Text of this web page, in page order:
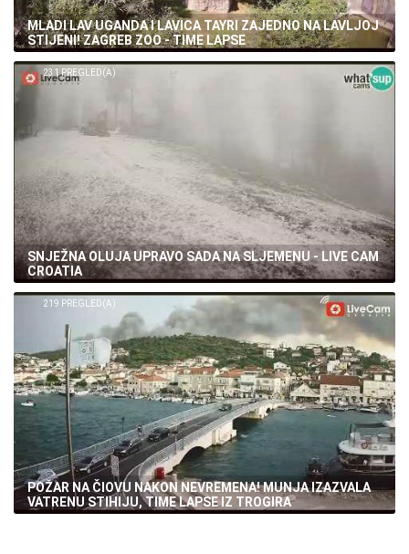
MLADI LAV UGANDA I LAVICA TAYRI ZAJEDNO NA LAVLJOJ
STIJENI! ZAGREB ZOO - TIME LAPSE
231 PREGLED(A)
SNJEŽNA OLUJA UPRAVO SADA NA SLJEMENU - LIVE CAM
CROATIA
219 PREGLED(A)
POŽAR NA ČIOVU NAKON NEVREMENA! MUNJA IZAZVALA
VATRENU STIHIJU, TIME LAPSE IZ TROGIRA